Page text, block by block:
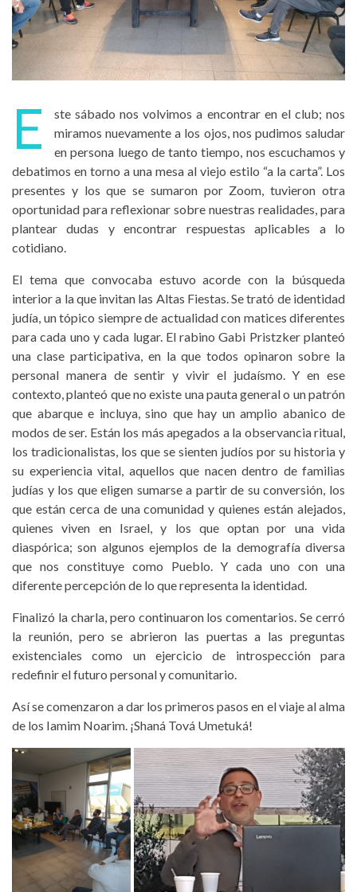
E
ste sábado nos volvimos a encontrar en el club; nos
miramos nuevamente a los ojos, nos pudimos saludar
en persona luego de tanto tiempo, nos escuchamos y
debatimos en torno a una mesa al viejo estilo “a la carta”. Los
presentes y los que se sumaron por Zoom, tuvieron otra
oportunidad para reflexionar sobre nuestras realidades, para
plantear dudas y encontrar respuestas aplicables a lo
cotidiano.
El tema que convocaba estuvo acorde con la búsqueda
interior a la que invitan las Altas Fiestas. Se trató de identidad
judía, un tópico siempre de actualidad con matices diferentes
para cada uno y cada lugar. El rabino Gabi Pristzker planteó
una clase participativa, en la que todos opinaron sobre la
personal manera de sentir y vivir el judaísmo. Y en ese
contexto, planteó que no existe una pauta general o un patrón
que abarque e incluya, sino que hay un amplio abanico de
modos de ser. Están los más apegados a la observancia ritual,
los tradicionalistas, los que se sienten judíos por su historia y
su experiencia vital, aquellos que nacen dentro de familias
judías y los que eligen sumarse a partir de su conversión, los
que están cerca de una comunidad y quienes están alejados,
quienes viven en Israel, y los que optan por una vida
diaspórica; son algunos ejemplos de la demografía diversa
que nos constituye como Pueblo. Y cada uno con una
diferente percepción de lo que representa la identidad.
Finalizó la charla, pero continuaron los comentarios. Se cerró
la reunión, pero se abrieron las puertas a las preguntas
existenciales como un ejercicio de introspección para
redefinir el futuro personal y comunitario.
Así se comenzaron a dar los primeros pasos en el viaje al alma
de los Iamim Noarim. ¡Shaná Tová Umetuká!